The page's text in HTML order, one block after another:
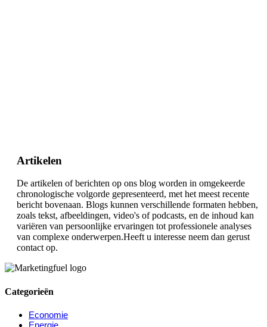
Artikelen
De artikelen of berichten op ons blog worden in omgekeerde
chronologische volgorde gepresenteerd, met het meest recente
bericht bovenaan. Blogs kunnen verschillende formaten hebben,
zoals tekst, afbeeldingen, video's of podcasts, en de inhoud kan
variëren van persoonlijke ervaringen tot professionele analyses
van complexe onderwerpen.Heeft u interesse neem dan gerust
contact op.
Categorieën
Economie
Energie